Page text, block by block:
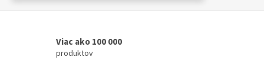
z
Viac ako 100 000
produktov